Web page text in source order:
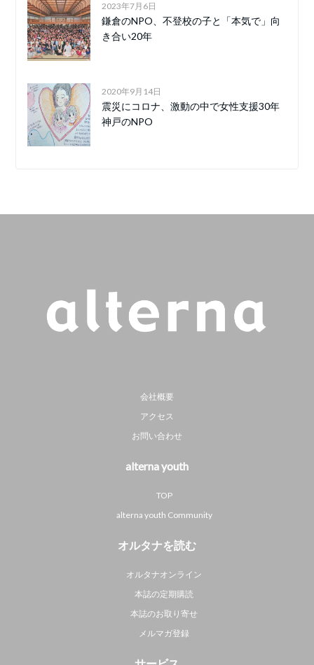
2023年7月6日
鎌倉のNPO、不登校の子と「本気で」向
き合い20年
2020年9月14日
震災にコロナ、激動の中で女性支援30年
神戸のNPO
会社概要
アクセス
お問い合わせ
alterna youth
TOP
alterna youth Community
オルタナを読む
オルタナオンライン
本誌の定期購読
本誌のお取り寄せ
メルマガ登録